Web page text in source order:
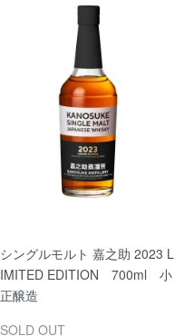
シングルモルト 嘉之助 2023 L
IMITED EDITION 700ml 小
正醸造
SOLD OUT